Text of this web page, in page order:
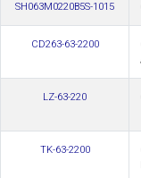
SH063M0220B5S-1015
CD263-63-2200
LZ-63-220
TK-63-2200